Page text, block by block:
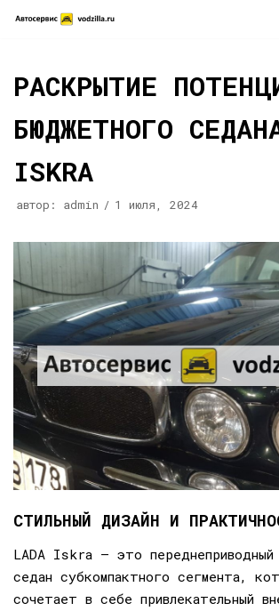
Перейти
РАСКРЫТИЕ
БЮДЖЕТНОГО
ISKRA
автор: admin 1 июля, 2024
СТИЛЬНЫЙ ДИЗАЙН И
LADA Iskra – это переднеприводный
седан субкомпактного сегмента,
сочетает в себе привлекательный